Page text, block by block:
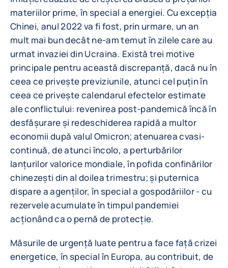
materiilor prime, în special a energiei. Cu excepția
Chinei, anul 2022 va fi fost, prin urmare, un an
mult mai bun decât ne-am temut în zilele care au
urmat invaziei din Ucraina. Există trei motive
principale pentru această discrepanță, dacă nu în
ceea ce privește previziunile, atunci cel puțin în
ceea ce privește calendarul efectelor estimate
ale conflictului: revenirea post-pandemică încă în
desfășurare și redeschiderea rapidă a multor
economii după valul Omicron; atenuarea cvasi-
continuă, de atunci încolo, a perturbărilor
lanțurilor valorice mondiale, în pofida confinărilor
chinezești din al doilea trimestru; și puternica
dispare a agenților, în special a gospodăriilor - cu
rezervele acumulate în timpul pandemiei
acționând ca o pernă de protecție.
Măsurile de urgență luate pentru a face față crizei
energetice, în special în Europa, au contribuit, de